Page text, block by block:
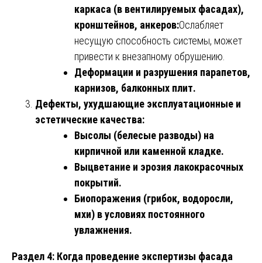
каркаса (в вентилируемых фасадах),
кронштейнов, анкеров:Ослабляет
несущую способность системы, может
привести к внезапному обрушению.
Деформации и разрушения парапетов,
карнизов, балконных плит.
Дефекты, ухудшающие эксплуатационные и
эстетические качества:
Высолы (белесые разводы) на
кирпичной или каменной кладке.
Выцветание и эрозия лакокрасочных
покрытий.
Биопоражения (грибок, водоросли,
мхи) в условиях постоянного
увлажнения.
Раздел 4: Когда проведение экспертизы фасада